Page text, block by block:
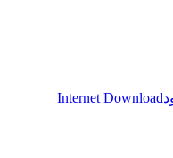
Internet Download